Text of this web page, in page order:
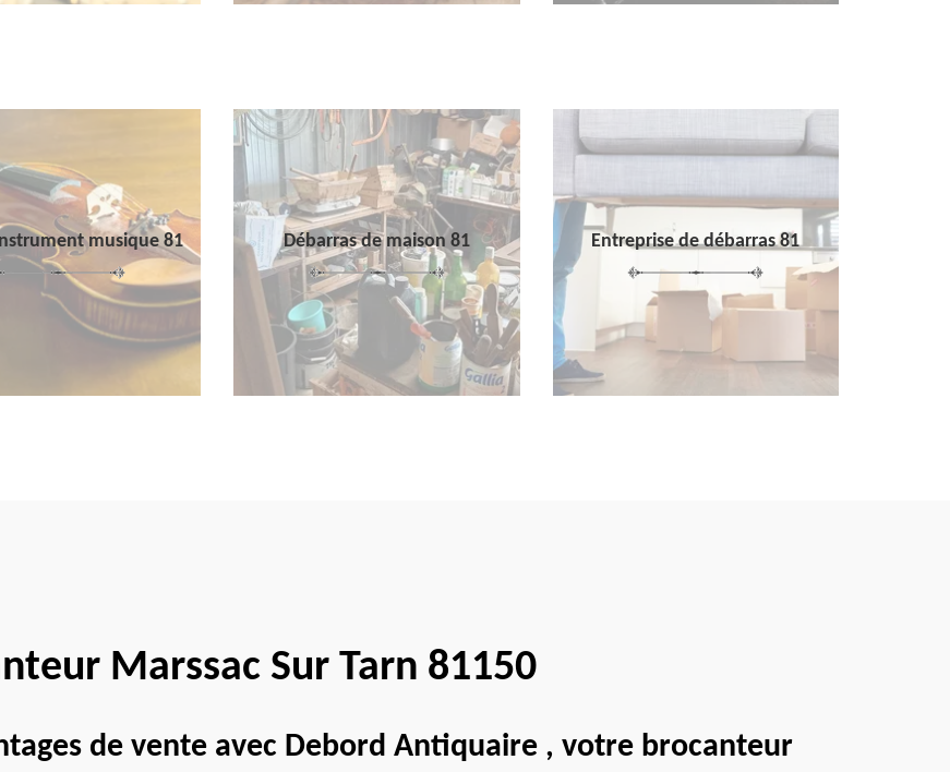
musique 81 Débarras de maison 81 Entreprise de débarras 81
Marssac Sur Tarn 81150
de vente avec Debord Antiquaire , votre brocanteur